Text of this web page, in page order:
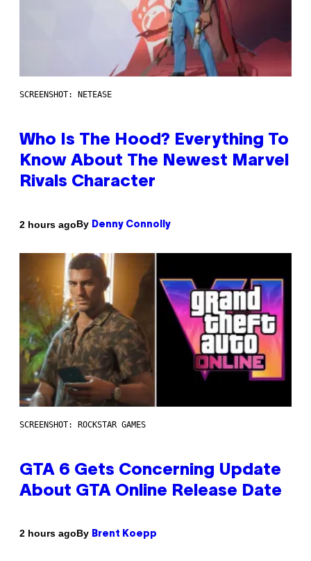
SCREENSHOT: NETEASE
Who Is The Hood? Everything To
Know About The Newest Marvel
Rivals Character
2 hours agoBy Denny Connolly
SCREENSHOT: ROCKSTAR GAMES
GTA 6 Gets Concerning Update
About GTA Online Release Date
2 hours agoBy Brent Koepp